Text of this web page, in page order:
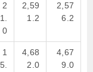
2
1.
0
2,59
1.2
2,57
6.2
1
5.
4,68
2.0
4,67
9.0